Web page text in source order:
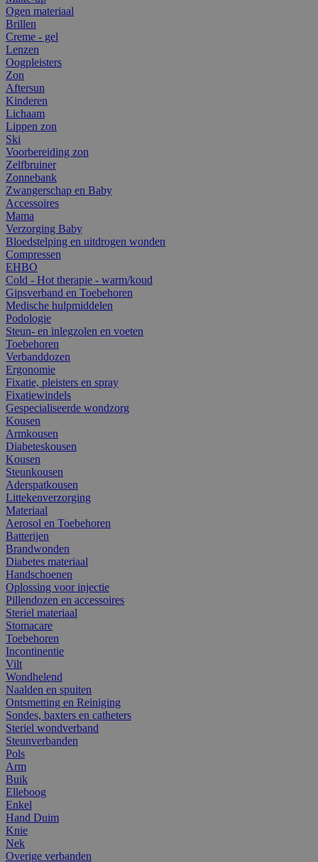
Ogen materiaal
Brillen
Creme - gel
Lenzen
Oogpleisters
Zon
Aftersun
Kinderen
Lichaam
Lippen zon
Ski
Voorbereiding zon
Zelfbruiner
Zonnebank
Zwangerschap en Baby
Accessoires
Mama
Verzorging Baby
Bloedstelping en uitdrogen wonden
Compressen
EHBO
Cold - Hot therapie - warm/koud
Gipsverband en Toebehoren
Medische hulpmiddelen
Podologie
Steun- en inlegzolen en voeten
Toebehoren
Verbanddozen
Ergonomie
Fixatie, pleisters en spray
Fixatiewindels
Gespecialiseerde wondzorg
Kousen
Armkousen
Diabeteskousen
Kousen
Steunkousen
Aderspatkousen
Littekenverzorging
Materiaal
Aerosol en Toebehoren
Batterijen
Brandwonden
Diabetes materiaal
Handschoenen
Oplossing voor injectie
Pillendozen en accessoires
Steriel materiaal
Stomacare
Toebehoren
Incontinentie
Vilt
Wondhelend
Naalden en spuiten
Ontsmetting en Reiniging
Sondes, baxters en catheters
Steriel wondverband
Steunverbanden
Pols
Arm
Buik
Elleboog
Enkel
Hand Duim
Knie
Nek
Overige verbanden